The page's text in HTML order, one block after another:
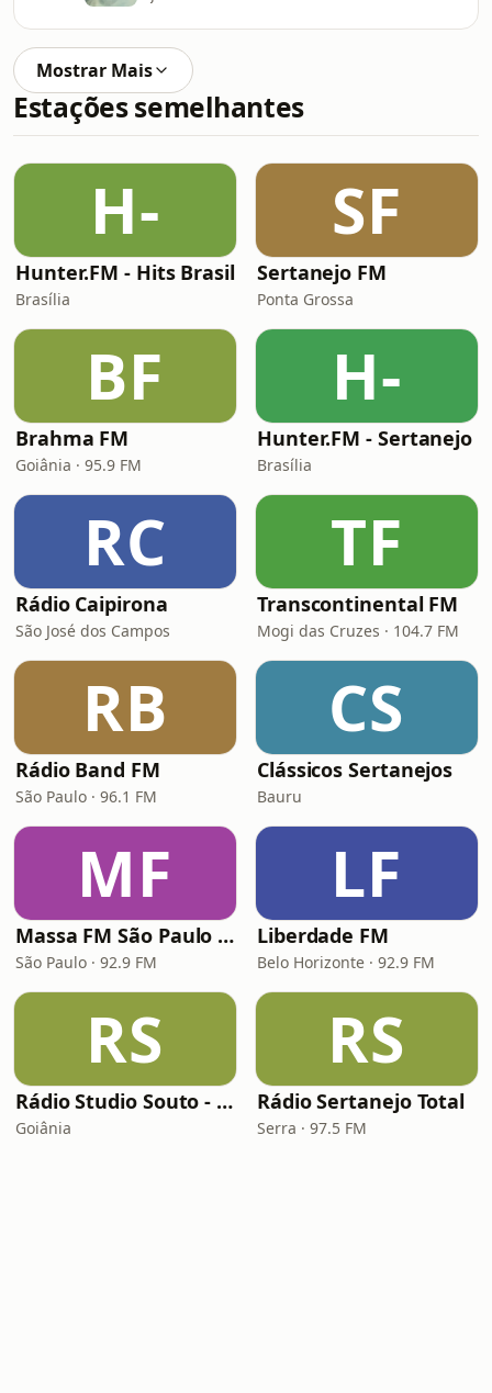
Mostrar Mais
Estações semelhantes
H-
Hunter.FM - Hits Brasil
Brasília
SF
Sertanejo FM
Ponta Grossa
BF
Brahma FM
Goiânia · 95.9 FM
H-
Hunter.FM - Sertanejo
Brasília
RC
Rádio Caipirona
São José dos Campos
TF
Transcontinental FM
Mogi das Cruzes · 104.7 FM
RB
Rádio Band FM
São Paulo · 96.1 FM
CS
Clássicos Sertanejos
Bauru
MF
Massa FM São Paulo 92.9
São Paulo · 92.9 FM
LF
Liberdade FM
Belo Horizonte · 92.9 FM
RS
Rádio Studio Souto - Sertaneja
Goiânia
RS
Rádio Sertanejo Total
Serra · 97.5 FM